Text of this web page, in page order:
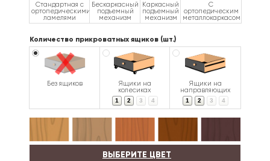
Стандартная с
ортопедическими
ламелями
Бескаркасный
подъемный
механизм
Каркасный
подъемный
механизм
С
ортопедическим
металлокаркасом
Количество прикроватных ящиков (шт.)
Без ящиков
Ящики на
колесиках
1 2 3 4
Ящики на
направляющих
1 2 3 4
ВЫБЕРИТЕ ЦВЕТ